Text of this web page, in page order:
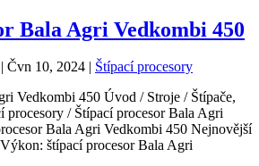
Bala Agri Vedkombi 450
| Čvn 10, 2024 | Štípací procesory
Vedkombi 450 Úvod / Stroje / Štípače,
procesory / Štípací procesor Bala Agri
Bala Agri Vedkombi 450 Nejnovější
štípací procesor Bala Agri